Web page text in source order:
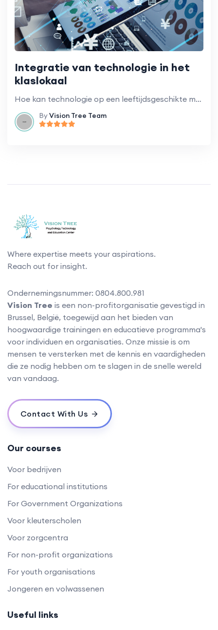
Integratie van technologie in het
klaslokaal
Hoe kan technologie op een leeftijdsgeschikte manier worden geïntegreerd om het leren te verbeteren?
ByVision Tree Team
Where expertise meets your aspirations.
Reach out for insight.
Ondernemingsnummer: 0804.800.981
Vision Tree is een non-profitorganisatie gevestigd in
Brussel, België, toegewijd aan het bieden van
hoogwaardige trainingen en educatieve programma's
voor individuen en organisaties. Onze missie is om
mensen te versterken met de kennis en vaardigheden
die ze nodig hebben om te slagen in de snelle wereld
van vandaag.
Contact With Us
Our courses
Voor bedrijven
For educational institutions
For Government Organizations
Voor kleuterscholen
Voor zorgcentra
For non-profit organizations
For youth organisations
Jongeren en volwassenen
Useful links